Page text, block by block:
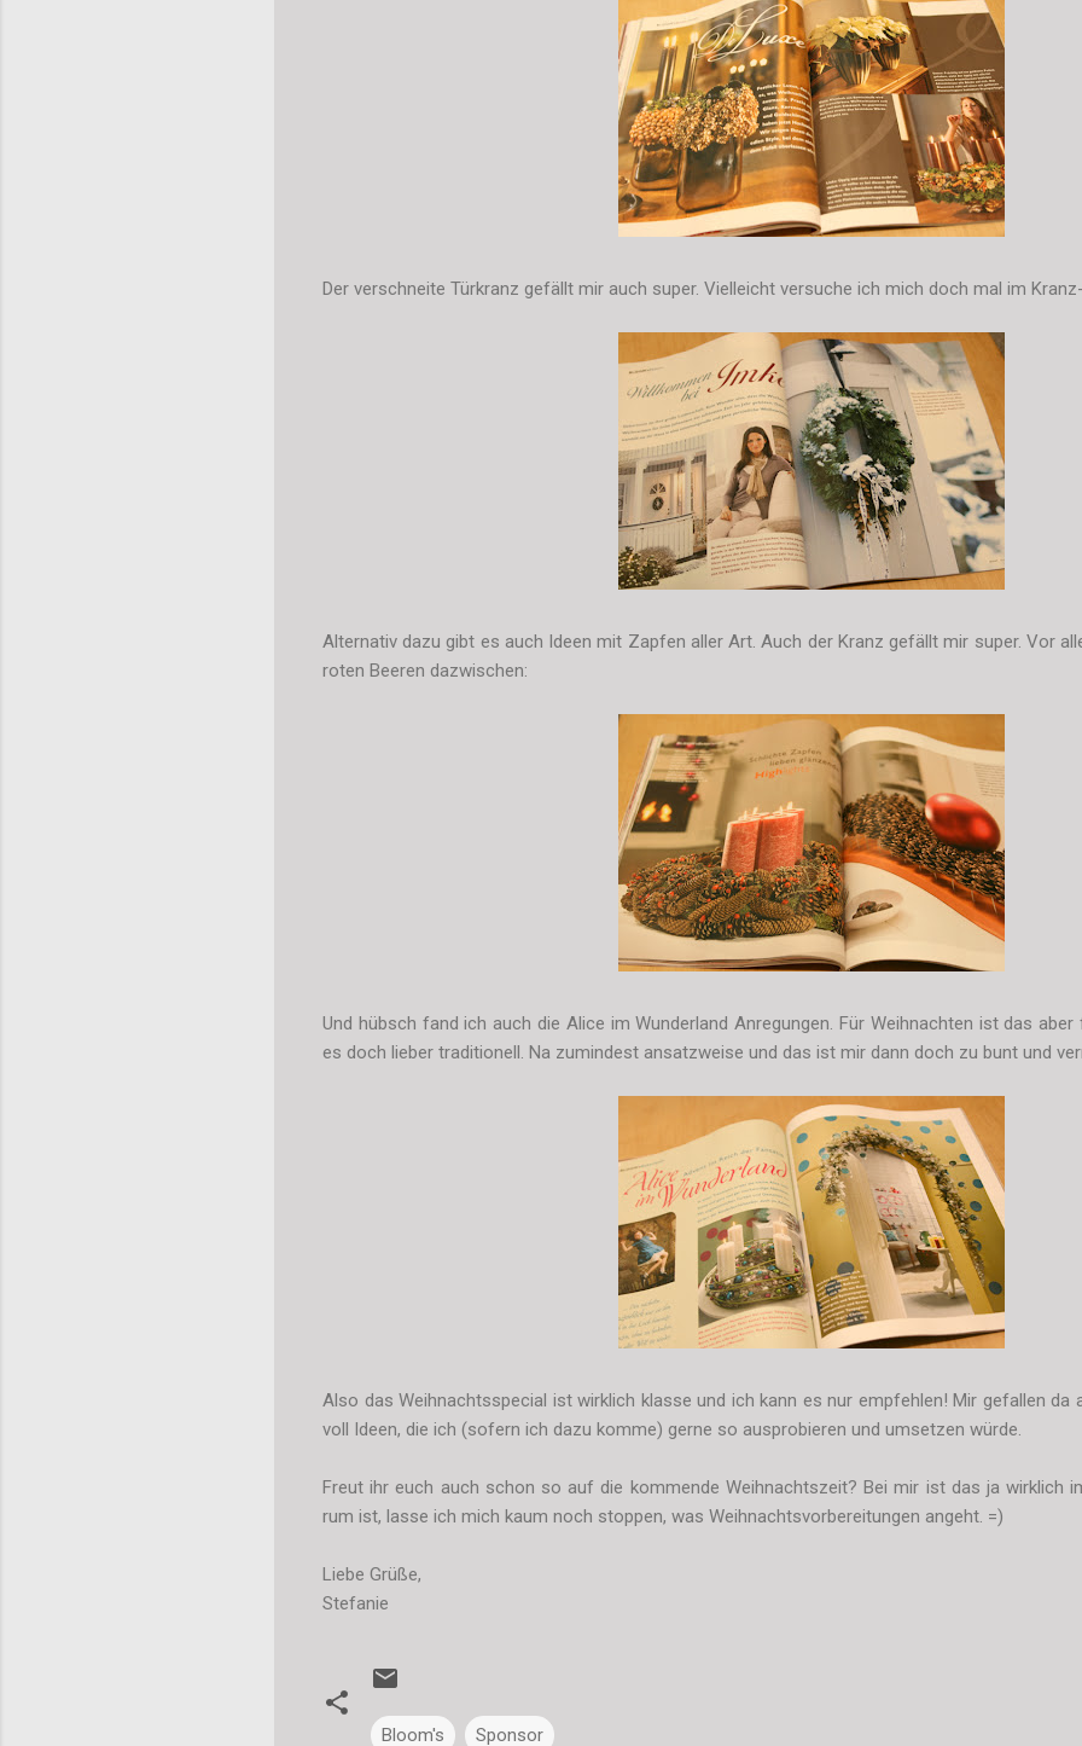
Der verschneite Türkranz gefällt mir auch super. Vielleicht versuche ich mich doch mal im
Alternativ dazu gibt es auch Ideen mit Zapfen aller Art. Auch der Kranz gefällt mir super. Vor
roten Beeren dazwischen:
Und hübsch fand ich auch die Alice im Wunderland Anregungen. Für Weihnachten ist das
es doch lieber traditionell. Na zumindest ansatzweise und das ist mir dann doch zu bunt und
Also das Weihnachtsspecial ist wirklich klasse und ich kann es nur empfehlen! Mir gefallen da
voll Ideen, die ich (sofern ich dazu komme) gerne so ausprobieren und umsetzen würde.
Freut ihr euch auch schon so auf die kommende Weihnachtszeit? Bei mir ist das ja wirklich
rum ist, lasse ich mich kaum noch stoppen, was Weihnachtsvorbereitungen angeht. =)
Liebe Grüße,
Stefanie
Bloom's Sponsor